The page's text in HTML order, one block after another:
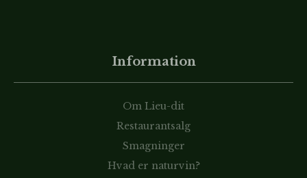
Information
Om Lieu-dit
Restaurantsalg
Smagninger
Hvad er naturvin?